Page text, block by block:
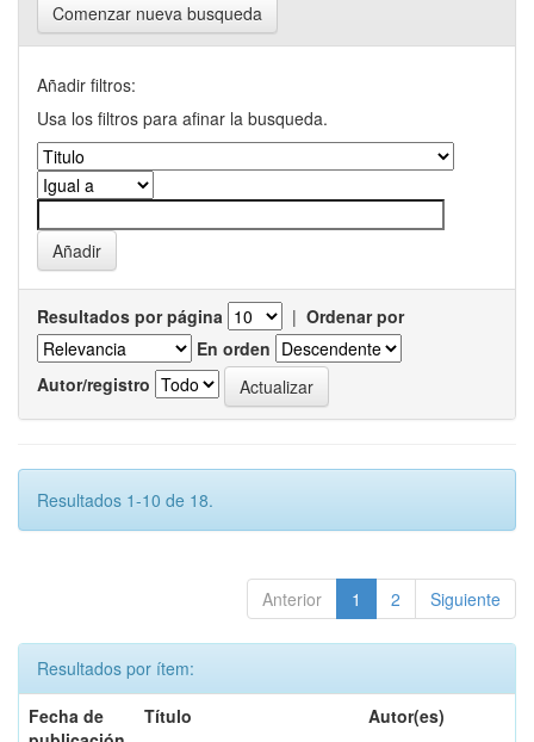
Comenzar nueva busqueda
Añadir filtros:
Usa los filtros para afinar la busqueda.
Resultados por página | Ordenar por
En orden
Autor/registro
Resultados 1-10 de 18.
Anterior 1 2 Siguiente
Resultados por ítem:
Fecha de
Título Autor(es)